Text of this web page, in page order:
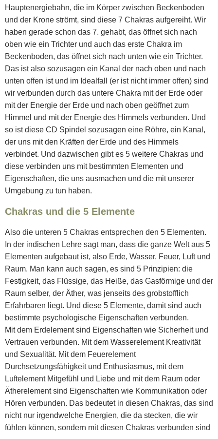
Hauptenergiebahn, die im Körper zwischen Beckenboden
und der Krone strömt, sind diese 7 Chakras aufgereiht. Wir
haben gerade schon das 7. gehabt, das öffnet sich nach
oben wie ein Trichter und auch das erste Chakra im
Beckenboden, das öffnet sich nach unten wie ein Trichter.
Das ist also sozusagen ein Kanal der nach oben und nach
unten offen ist und im Idealfall (er ist nicht immer offen) sind
wir verbunden durch das untere Chakra mit der Erde oder
mit der Energie der Erde und nach oben geöffnet zum
Himmel und mit der Energie des Himmels verbunden. Und
so ist diese CD Spindel sozusagen eine Röhre, ein Kanal,
der uns mit den Kräften der Erde und des Himmels
verbindet. Und dazwischen gibt es 5 weitere Chakras und
diese verbinden uns mit bestimmten Elementen und
Eigenschaften, die uns ausmachen und die mit unserer
Umgebung zu tun haben.
Chakras und die 5 Elemente
Also die unteren 5 Chakras entsprechen den 5 Elementen.
In der indischen Lehre sagt man, dass die ganze Welt aus 5
Elementen aufgebaut ist, also Erde, Wasser, Feuer, Luft und
Raum. Man kann auch sagen, es sind 5 Prinzipien: die
Festigkeit, das Flüssige, das Heiße, das Gasförmige und der
Raum selber, der Äther, was jenseits des grobstofflich
Erfahrbaren liegt. Und diese 5 Elemente, damit sind auch
bestimmte psychologische Eigenschaften verbunden.
Mit dem Erdelement sind Eigenschaften wie Sicherheit und
Vertrauen verbunden. Mit dem Wasserelement Kreativität
und Sexualität. Mit dem Feuerelement
Durchsetzungsfähigkeit und Enthusiasmus, mit dem
Luftelement Mitgefühl und Liebe und mit dem Raum oder
Ätherelement sind Eigenschaften wie Kommunikation oder
Hören verbunden. Das bedeutet in diesen Chakras, das sind
nicht nur irgendwelche Energien, die da stecken, die wir
fühlen können, sondern mit diesen Chakras verbunden sind